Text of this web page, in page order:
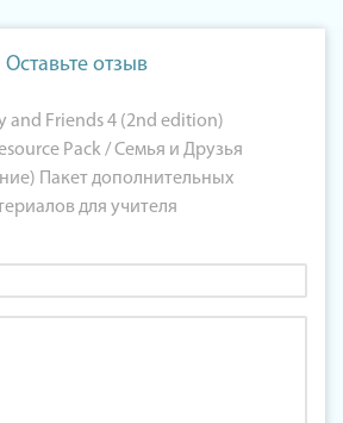
Оставьте отзыв
and Friends 4 (2nd edition)
Pack / Семья и Друзья
Пакет дополнительных
для учителя